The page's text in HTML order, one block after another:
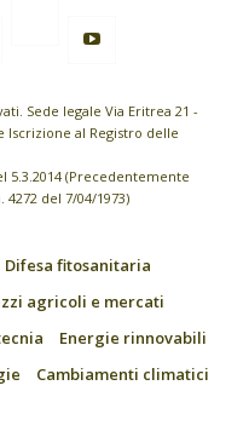
Sede legale Via Eritrea 21 -
Iscrizione al Registro delle
5.3.2014 (Precedentemente
del 7/04/1973)
Difesa fitosanitaria
agricoli e mercati
Energie rinnovabili
Cambiamenti climatici